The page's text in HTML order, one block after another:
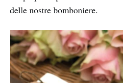
delle nostre bomboniere.